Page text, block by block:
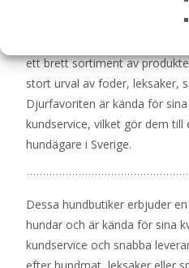
ett brett sortiment av
stort urval av foder, leksaker,
Djurfavoriten är kända för
kundservice, vilket gör dem
hundägare i Sverige.
Dessa hundbutiker erbjuder
hundar och är kända för sina
kundservice och snabba